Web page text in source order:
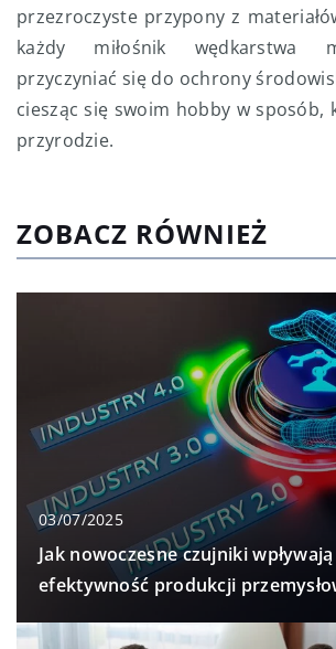
przezroczyste przypony z
każdy miłośnik wędkarstwa
przyczyniać się do ochrony
ciesząc się swoim hobby w sposób,
przyrodzie.
ZOBACZ RÓWNIEŻ
03/07/2025
Jak nowoczesne czujniki
efektywność produkcji